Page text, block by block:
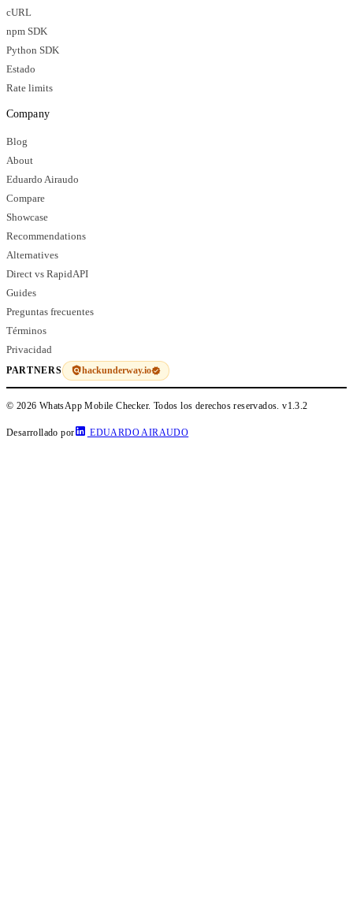
cURL
npm SDK
Python SDK
Estado
Rate limits
Company
Blog
About
Eduardo Airaudo
Compare
Showcase
Recommendations
Alternatives
Direct vs RapidAPI
Guides
Preguntas frecuentes
Términos
Privacidad
PARTNERS hackunderway.io
© 2026 WhatsApp Mobile Checker. Todos los derechos reservados.v1.3.2
Desarrollado por EDUARDO AIRAUDO